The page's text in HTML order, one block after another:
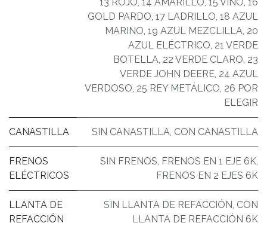
GOLD PARDO, 17 LADRILLO, 18 AZUL
MARINO, 19 AZUL MEZCLILLA, 20
AZUL ELÉCTRICO, 21 VERDE
BOTELLA, 22 VERDE CLARO, 23
VERDE JOHN DEERE, 24 AZUL
VERDOSO, 25 REY METÁLICO, 26 POR
ELEGIR
CANASTILLA SIN CANASTILLA, CON CANASTILLA
FRENOS
ELÉCTRICOS
SIN FRENOS, FRENOS EN 1 EJE 6K,
FRENOS EN 2 EJES 6K
LLANTA DE
REFACCIÓN
SIN LLANTA DE REFACCIÓN, CON
LLANTA DE REFACCIÓN 6K